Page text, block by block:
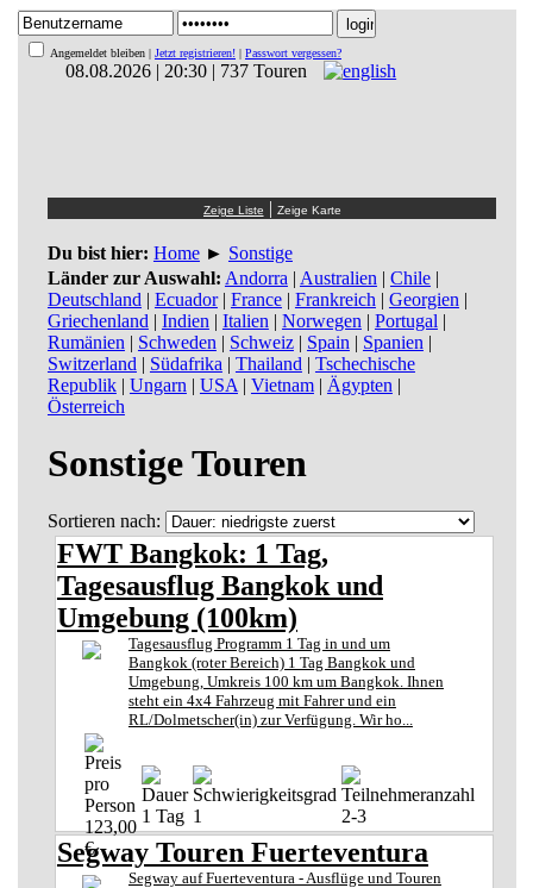
Angemeldet bleiben | Jetzt registrieren! | Passwort vergessen?
08.08.2026 | 20:30 | 737 Touren
|
Du bist hier: Home► Sonstige
Länder zur Auswahl: Andorra | Australien | Chile|
Deutschland | Ecuador| France| Frankreich | Georgien |
Griechenland | Indien | Italien | Norwegen | Portugal |
Rumänien | Schweden | Schweiz| Spain | Spanien |
Switzerland | Südafrika | Thailand | Tschechische
Republik| Ungarn | USA | Vietnam| Ägypten |
Österreich
Sonstige Touren
Sortieren nach:
FWT Bangkok: 1 Tag,
Tagesausflug Bangkok und
Umgebung (100km)
Tagesausflug Programm 1 Tag in und um
Bangkok (roter Bereich) 1 Tag Bangkok und
Umgebung, Umkreis 100 km um Bangkok. Ihnen
steht ein 4x4 Fahrzeug mit Fahrer und ein
RL/Dolmetscher(in) zur Verfügung. Wir ho...
123,00
€
1 Tag 1 2-3
Segway Touren Fuerteventura
Segway auf Fuerteventura - Ausflüge und Touren